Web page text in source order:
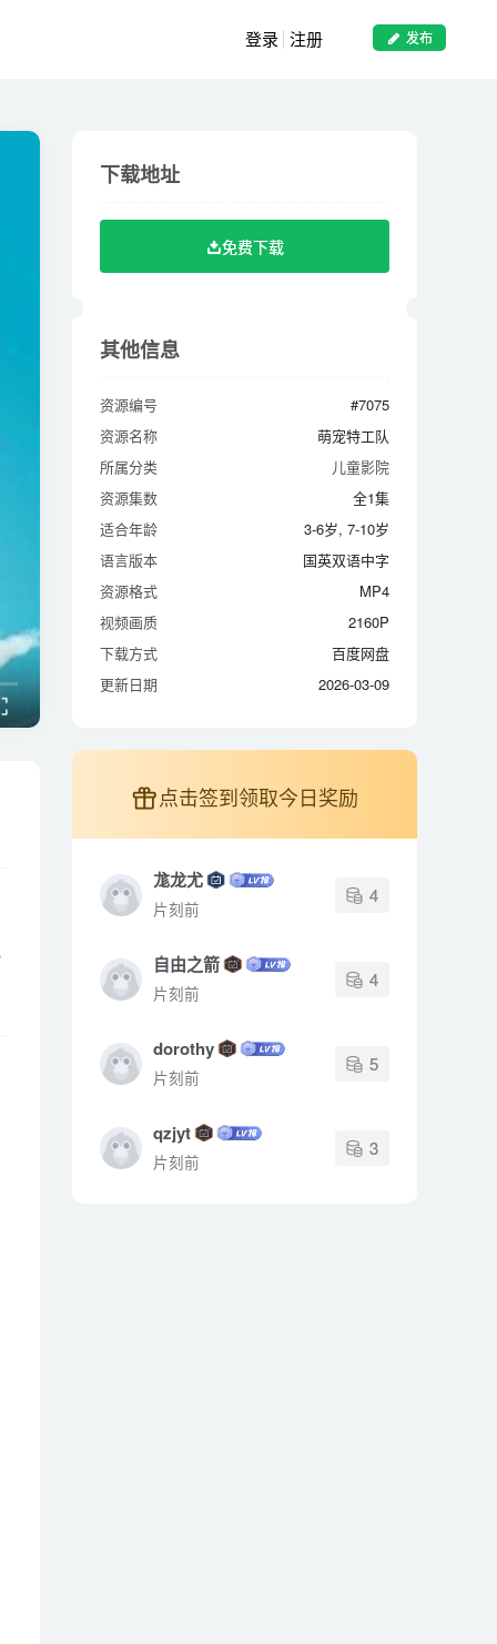
发布
登录 注册
免费下载
资源名称
萌宠特工队
所属分类
儿童影院
资源集数
全1集
适合年龄
3-6岁, 7-10岁
语言版本
国英双语中字
资源格式
MP4
视频画质
2160P
下载方式
百度网盘
更新日期
2026-03-09
下载地址
免费下载
其他信息
资源编号
#7075
资源名称
萌宠特工队
所属分类
儿童影院
资源集数
全1集
适合年龄
3-6岁, 7-10岁
语言版本
国英双语中字
资源格式
MP4
视频画质
2160P
下载方式
百度网盘
更新日期
2026-03-09
点击签到领取今日奖励
尨龙尤
片刻前
4
自由之箭
片刻前
4
dorothy
片刻前
5
qzjyt
片刻前
3